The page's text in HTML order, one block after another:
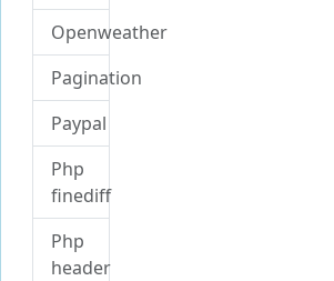
Openweather
Pagination
Paypal
Php
finediff
Php
header